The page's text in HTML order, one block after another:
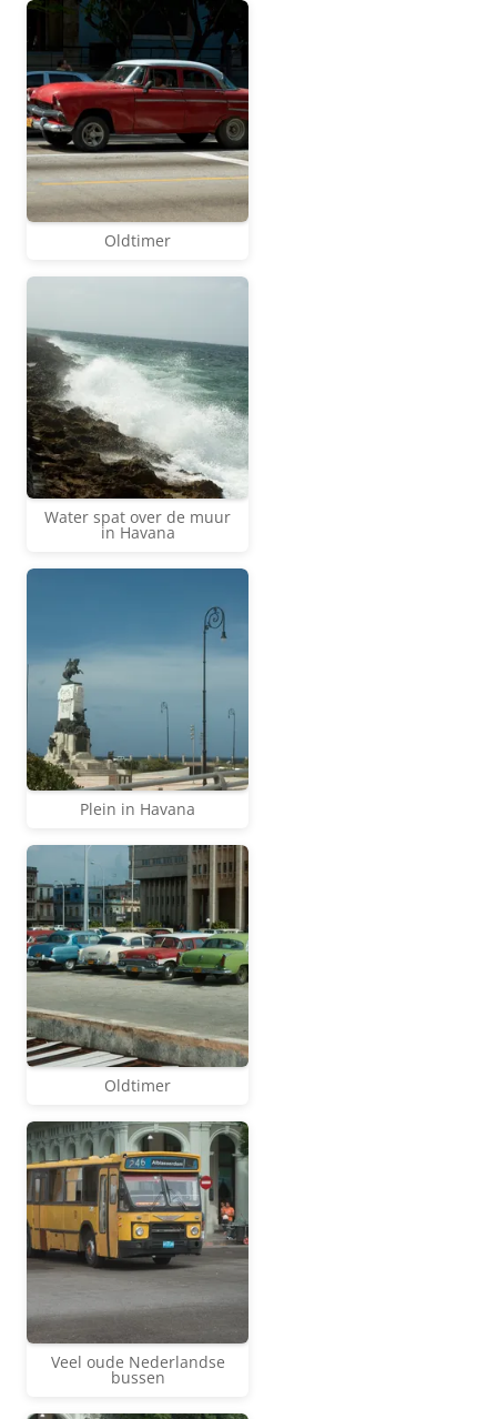
Oldtimer
Water spat over de muur
in Havana
Plein in Havana
Oldtimer
Veel oude Nederlandse
bussen